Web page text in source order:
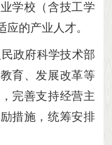
学校（含技工学
的产业人才。
政府科学技术部
育、发展改革等
完善支持经营主
措施，统筹安排